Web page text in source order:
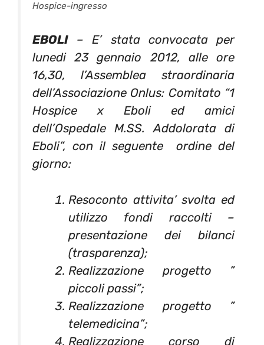
Hospice-ingresso
EBOLI – E’ stata convocata per
lunedi 23 gennaio 2012, alle ore
16,30, l’Assemblea straordinaria
dell’Associazione Onlus: Comitato “1
Hospice x Eboli ed amici
dell’Ospedale M.SS. Addolorata di
Eboli”, con il seguente ordine del
giorno:
Resoconto attivita’ svolta ed
utilizzo fondi raccolti –
presentazione dei bilanci
(trasparenza);
Realizzazione progetto ”
piccoli passi”;
Realizzazione progetto ”
telemedicina”;
Realizzazione corso di